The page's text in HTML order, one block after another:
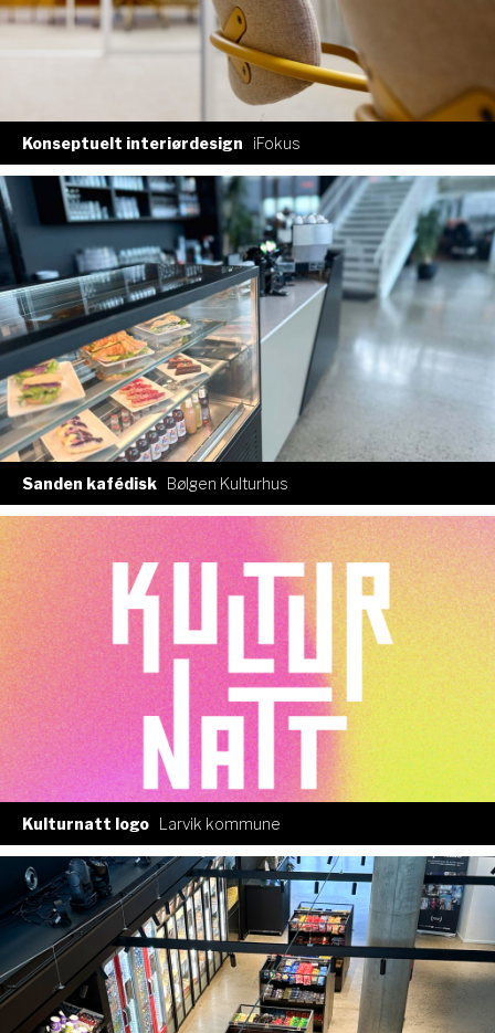
Konseptuelt interiørdesign iFokus
Sanden kafédisk Bølgen Kulturhus
Kulturnatt logo Larvik kommune